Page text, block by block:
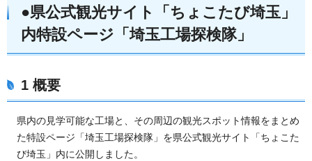
●県公式観光サイト「ちょこたび埼玉」
内特設ページ 「埼玉工場探検隊」
1 概要
県内の見学可能な工場と、その周辺の観光スポット情報をまとめ
た特設ページ「埼玉工場探検隊」を県公式観光サイト「ちょこた
び埼玉」内に公開しました。